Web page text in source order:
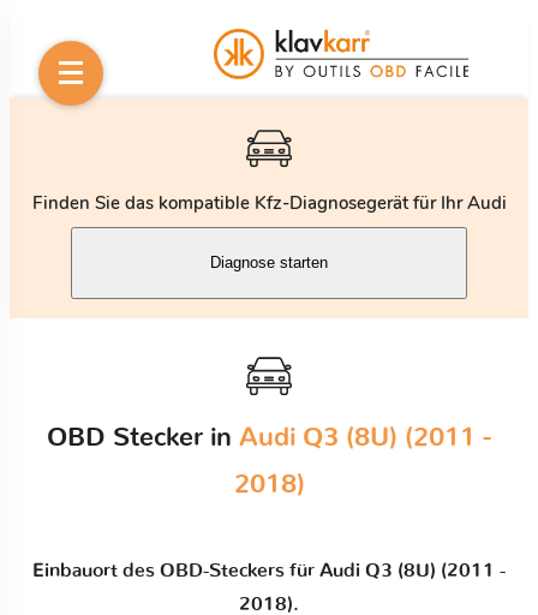
Finden Sie das kompatible Kfz-Diagnosegerät für Ihr Audi
Diagnose starten
OBD Stecker in Audi Q3 (8U) (2011 -
2018)
Einbauort des OBD-Steckers für Audi Q3 (8U) (2011 -
2018).